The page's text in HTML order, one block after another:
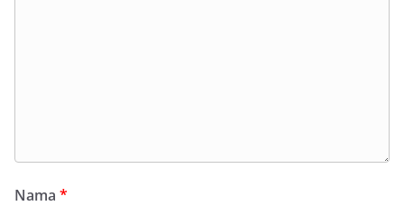
Nama *